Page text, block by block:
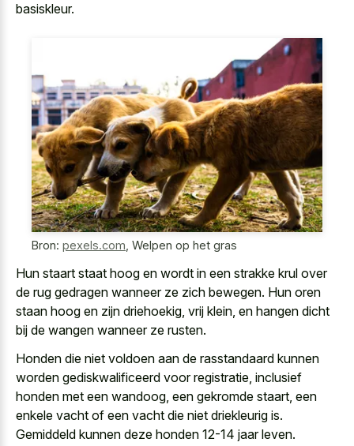
basiskleur.
Bron: pexels.com Welpen op het gras
Hun staart staat hoog en wordt in een strakke krul over
de rug gedragen wanneer ze zich bewegen. Hun oren
staan hoog en zijn driehoekig, vrij klein, en hangen dicht
bij de wangen wanneer ze rusten.
Honden die niet voldoen aan de rasstandaard kunnen
worden gediskwalificeerd voor registratie, inclusief
honden met een wandoog, een gekromde staart, een
enkele vacht of een vacht die niet driekleurig is.
Gemiddeld kunnen deze honden 12-14 jaar leven.